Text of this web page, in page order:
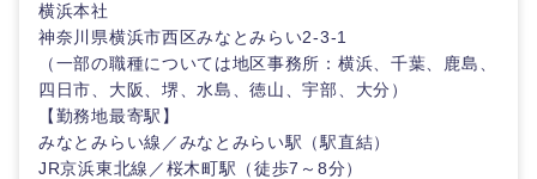
新潟県 富山県
石川県 福井県
山梨県 長野県
横浜本社
神奈川県横浜市西区みなとみらい2-3-1
（一部の職種については地区事務所：横浜、千葉、鹿島、
四日市、大阪、堺、水島、徳山、宇部、大分）
【勤務地最寄駅】
みなとみらい線／みなとみらい駅（駅直結）
JR京浜東北線／桜木町駅（徒歩7～8分）